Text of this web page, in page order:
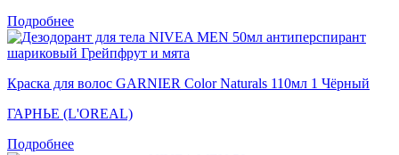
Подробнее
Краска для волос GARNIER Color Naturals 110мл 1 Чёрный
ГАРНЬЕ (L'OREAL)
Подробнее